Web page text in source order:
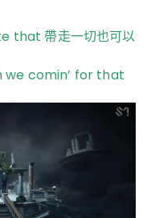
that 帶走一切也可以
we comin’ for that